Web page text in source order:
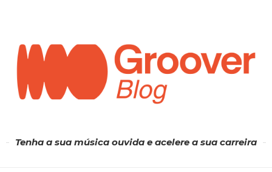
Tenha a sua música ouvida e acelere a sua carreira